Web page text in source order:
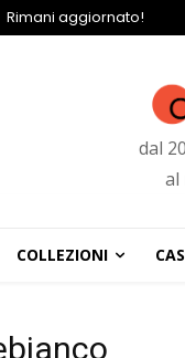
Rimani aggiornato!
dal
al
COLLEZIONI